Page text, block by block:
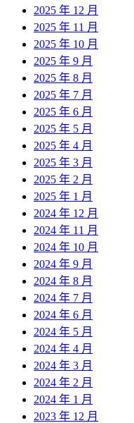
2025 年 12 月
2025 年 11 月
2025 年 10 月
2025 年 9 月
2025 年 8 月
2025 年 7 月
2025 年 6 月
2025 年 5 月
2025 年 4 月
2025 年 3 月
2025 年 2 月
2025 年 1 月
2024 年 12 月
2024 年 11 月
2024 年 10 月
2024 年 9 月
2024 年 8 月
2024 年 7 月
2024 年 6 月
2024 年 5 月
2024 年 4 月
2024 年 3 月
2024 年 2 月
2024 年 1 月
2023 年 12 月